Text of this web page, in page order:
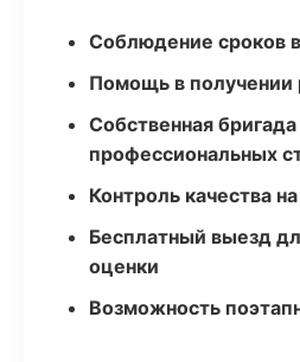
Соблюдение сроков
Помощь в получении
Собственная бригада
профессиональных
Контроль качества
Бесплатный выезд
оценки
Возможность